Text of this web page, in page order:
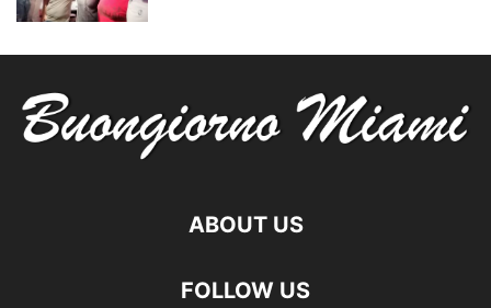
ABOUT US
FOLLOW US